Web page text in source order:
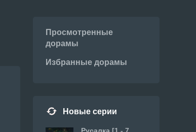
Просмотренные
дорамы
Избранные дорамы
Новые серии